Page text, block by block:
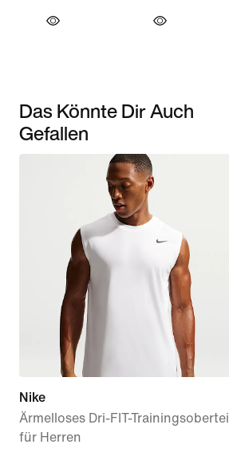
Das Könnte Dir Auch
Gefallen
Nike
Ärmelloses Dri-FIT-Trainingsoberteil
für Herren